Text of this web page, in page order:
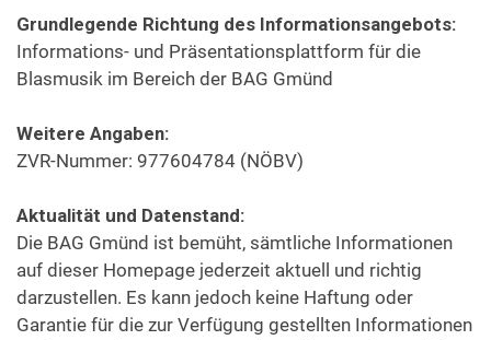
Veranstaltungen
Bewerbe und Ergebnisse
Formulare & Downloads
Grundlegende Richtung des Informationsangebots:
Informations- und Präsentationsplattform für die
Blasmusik im Bereich der BAG Gmünd
Weitere Angaben:
ZVR-Nummer: 977604784 (NÖBV)
Aktualität und Datenstand:
Die BAG Gmünd ist bemüht, sämtliche Informationen
auf dieser Homepage jederzeit aktuell und richtig
darzustellen. Es kann jedoch keine Haftung oder
Garantie für die zur Verfügung gestellten Informationen